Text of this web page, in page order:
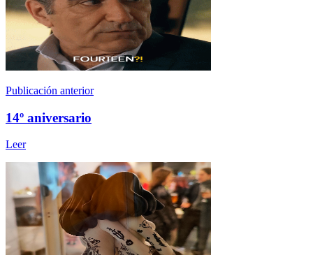
Publicación anterior
14º aniversario
Leer